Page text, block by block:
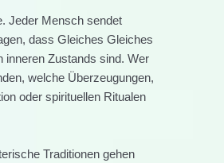
Jeder Mensch sendet
dass Gleiches Gleiches
inneren Zustands sind. Wer
welche Überzeugungen,
oder spirituellen Ritualen
Traditionen gehen